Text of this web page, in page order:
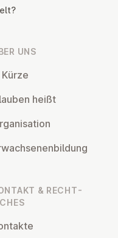
UNS
Kürze
heißt
& RECHT­